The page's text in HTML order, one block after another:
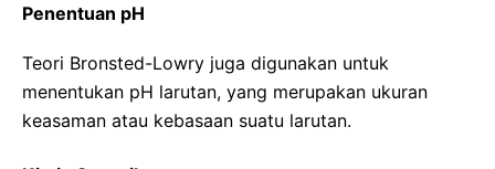
Penentuan pH
Teori Bronsted-Lowry juga digunakan untuk
menentukan pH larutan, yang merupakan ukuran
keasaman atau kebasaan suatu larutan.